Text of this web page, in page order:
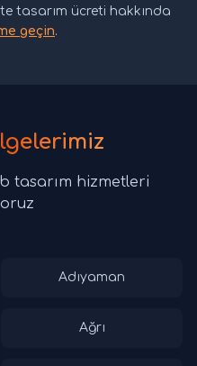
tasarım ücreti hakkında
geçin.
tasarım hizmetleri
Adıyaman
Ağrı